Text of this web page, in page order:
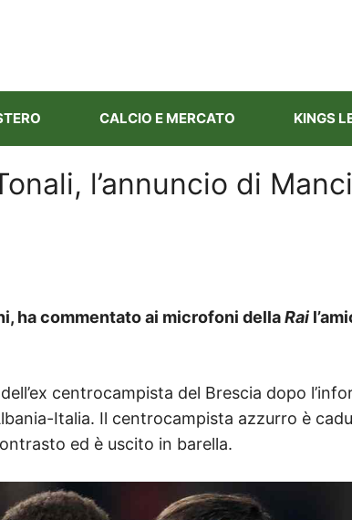
CALCIO E MERCATO KINGS
l’annuncio di
ha commentato ai microfoni dellaRai
centrocampista del Brescia dopo
Italia. Il centrocampista azzurro è
ed è uscito in barella.